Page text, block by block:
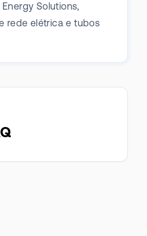
Solutions,
rede elétrica e tubos